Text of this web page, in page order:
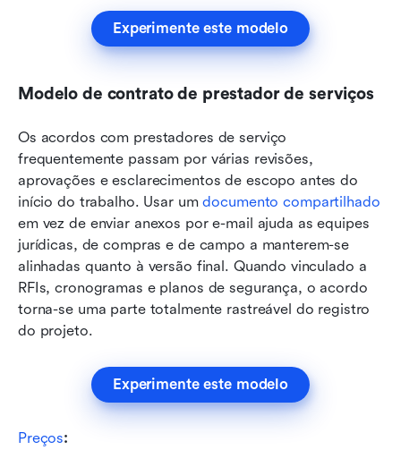
Experimente este modelo
Modelo de contrato de prestador de serviços
Os acordos com prestadores de serviço
frequentemente passam por várias revisões,
aprovações e esclarecimentos de escopo antes do
início do trabalho. Usar um documento compartilhado
em vez de enviar anexos por e-mail ajuda as equipes
jurídicas, de compras e de campo a manterem-se
alinhadas quanto à versão final. Quando vinculado a
RFIs, cronogramas e planos de segurança, o acordo
torna-se uma parte totalmente rastreável do registro
do projeto.
Experimente este modelo
Preços: